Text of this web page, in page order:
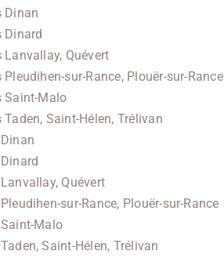
Dinan
Dinard
Quévert
sur-Rance, Plouër-sur-Rance
Saint-Malo
Saint-Hélen, Trélivan
Quévert
sur-Rance, Plouër-sur-Rance
Malo
Saint-Hélen, Trélivan